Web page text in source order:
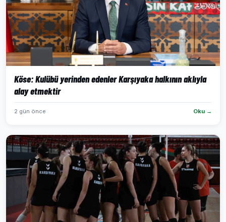
Köse: Kulübü yerinden edenler Karşıyaka halkının aklıyla
alay etmektir
2 gün önce Oku →